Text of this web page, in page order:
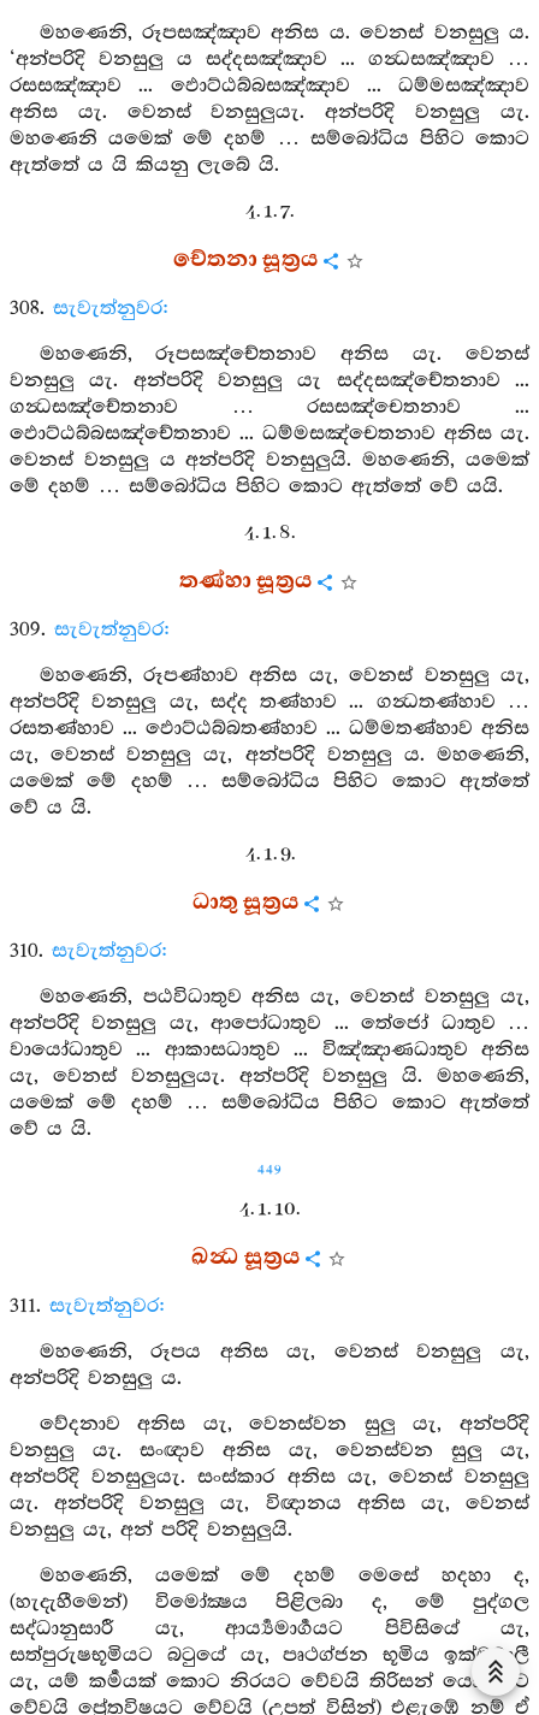
මහණෙනි, රූපසඤ්ඤාව අනිස ය. වෙනස් වනසුලු ය.
‘අන්පරිදි වනසුලු ය සද්දසඤ්ඤාව ... ගන්‍ධසඤ්ඤාව …
රසසඤ්ඤාව ... ඵොට්ඨබ්බසඤ්ඤාව ... ධම්මසඤ්ඤාව
අනිස යැ. වෙනස් වනසුලුයැ. අන්පරිදි වනසුලු යැ.
මහණෙනි යමෙක් මේ දහම් … සම්බෝධිය පිහිට කොට
ඇත්තේ ය යි කියනු ලැබේ යි.
4. 1. 7.
චේතනා සූත්‍රය
308. සැවැත්නුවර:
මහණෙනි, රූපසඤ්චේතනාව අනිස යැ. වෙනස්
වනසුලු යැ. අන්පරිදි වනසුලු යැ සද්දසඤ්චේතනාව ...
ගන්‍ධසඤ්චේතනාව … රසසඤ්චෙතනාව ...
ඵොට්ඨබ්බසඤ්චේතනාව ... ධම්මසඤ්චෙතනාව අනිස යැ.
වෙනස් වනසුලු ය අන්පරිදි වනසුලුයි. මහණෙනි, යමෙක්
මේ දහම් … සම්බෝධිය පිහිට කොට ඇත්තේ වේ යයි.
4. 1. 8.
තණ්හා සූත්‍රය
309. සැවැත්නුවර:
මහණෙනි, රූපණ්හාව අනිස යැ, වෙනස් වනසුලු යැ,
අන්පරිදි වනසුලු යැ, සද්ද තණ්හාව ... ගන්‍ධතණ්හාව …
රසතණ්හාව ... ඵොට්ඨබ්බතණ්හාව ... ධම්මතණ්හාව අනිස
යැ, වෙනස් වනසුලු යැ, අන්පරිදි වනසුලු ය. මහණෙනි,
යමෙක් මේ දහම් … සම්බෝධිය පිහිට කොට ඇත්තේ
වේ ය යි.
4. 1. 9.
ධාතු සූත්‍රය
310. සැවැත්නුවර:
මහණෙනි, පඨවිධාතුව අනිස යැ, වෙනස් වනසුලු යැ,
අන්පරිදි වනසුලු යැ, ආපෝධාතුව ... තේජෝ ධාතුව …
වායෝධාතුව ... ආකාසධාතුව ... විඤ්ඤාණධාතුව අනිස
යැ, වෙනස් වනසුලුයැ. අන්පරිදි වනසුලු යි. මහණෙනි,
යමෙක් මේ දහම් … සම්බෝධිය පිහිට කොට ඇත්තේ
වේ ය යි.
449
4. 1. 10.
ඛන්‍ධ සූත්‍රය
311. සැවැත්නුවර:
මහණෙනි, රූපය අනිස යැ, වෙනස් වනසුලු යැ,
අන්පරිදි වනසුලු ය.
වේදනාව අනිස යැ, වෙනස්වන සුලු යැ, අන්පරිදි
වනසුලු යැ. සංඥාව අනිස යැ, වෙනස්වන සුලු යැ,
අන්පරිදි වනසුලුයැ. සංස්කාර අනිස යැ, වෙනස් වනසුලු
යැ. අන්පරිදි වනසුලු යැ, විඥානය අනිස යැ, වෙනස්
වනසුලු යැ, අන් පරිදි වනසුලුයි.
මහණෙනි, යමෙක් මේ දහම් මෙසේ හදහා ද,
(හැදැහීමෙන්) විමෝක්‍ෂය පිළිලබා ද, මේ පුද්ගල
සද්ධානුසාරී යැ, ආර්‍ය්‍යමාර්‍ගයට පිවිසියේ යැ,
සත්පුරුෂභූමියට බටුයේ යැ, පෘථග්ජන භූමිය ඉක්මවාලී
යැ, යම් කර්‍මයක් කොට නිරයට වේවයි තිරිසන් යෝනියට
වේවයි ප්‍රේතවිෂයට වේවයි (උපත් විසින්) එළැඹේ නම් ඒ